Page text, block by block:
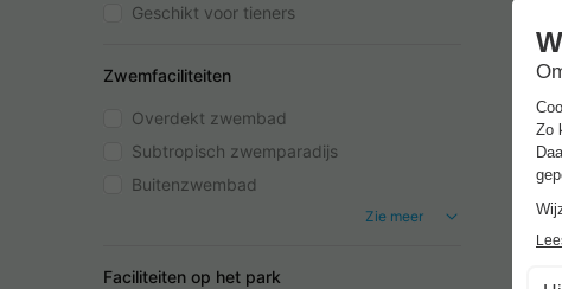
Geschikt voor tieners
Zwemfaciliteiten
Overdekt zwembad
Subtropisch zwemparadijs
Buitenzwembad
Zie meer
Faciliteiten op het park